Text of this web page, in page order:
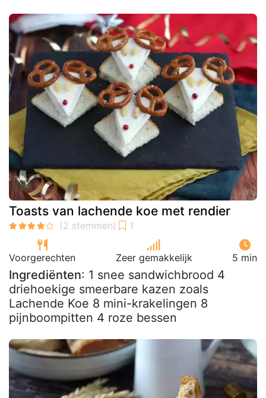
Toasts van lachende koe met rendier
Voorgerechten Zeer gemakkelijk 5 min
Ingrediënten: 1 snee sandwichbrood 4
driehoekige smeerbare kazen zoals
Lachende Koe 8 mini-krakelingen 8
pijnboompitten 4 roze bessen